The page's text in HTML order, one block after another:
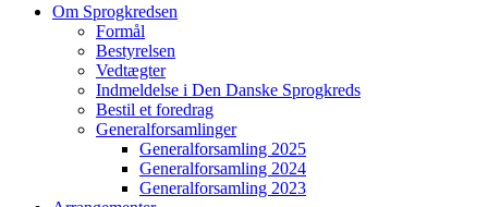
Om Sprogkredsen
Formål
Bestyrelsen
Vedtægter
Indmeldelse i Den Danske Sprogkreds
Bestil et foredrag
Generalforsamlinger
Generalforsamling 2025
Generalforsamling 2024
Generalforsamling 2023